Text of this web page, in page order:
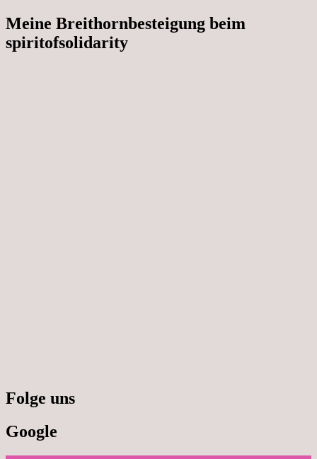
Meine Breithornbesteigung beim
spiritofsolidarity
Folge uns
Google